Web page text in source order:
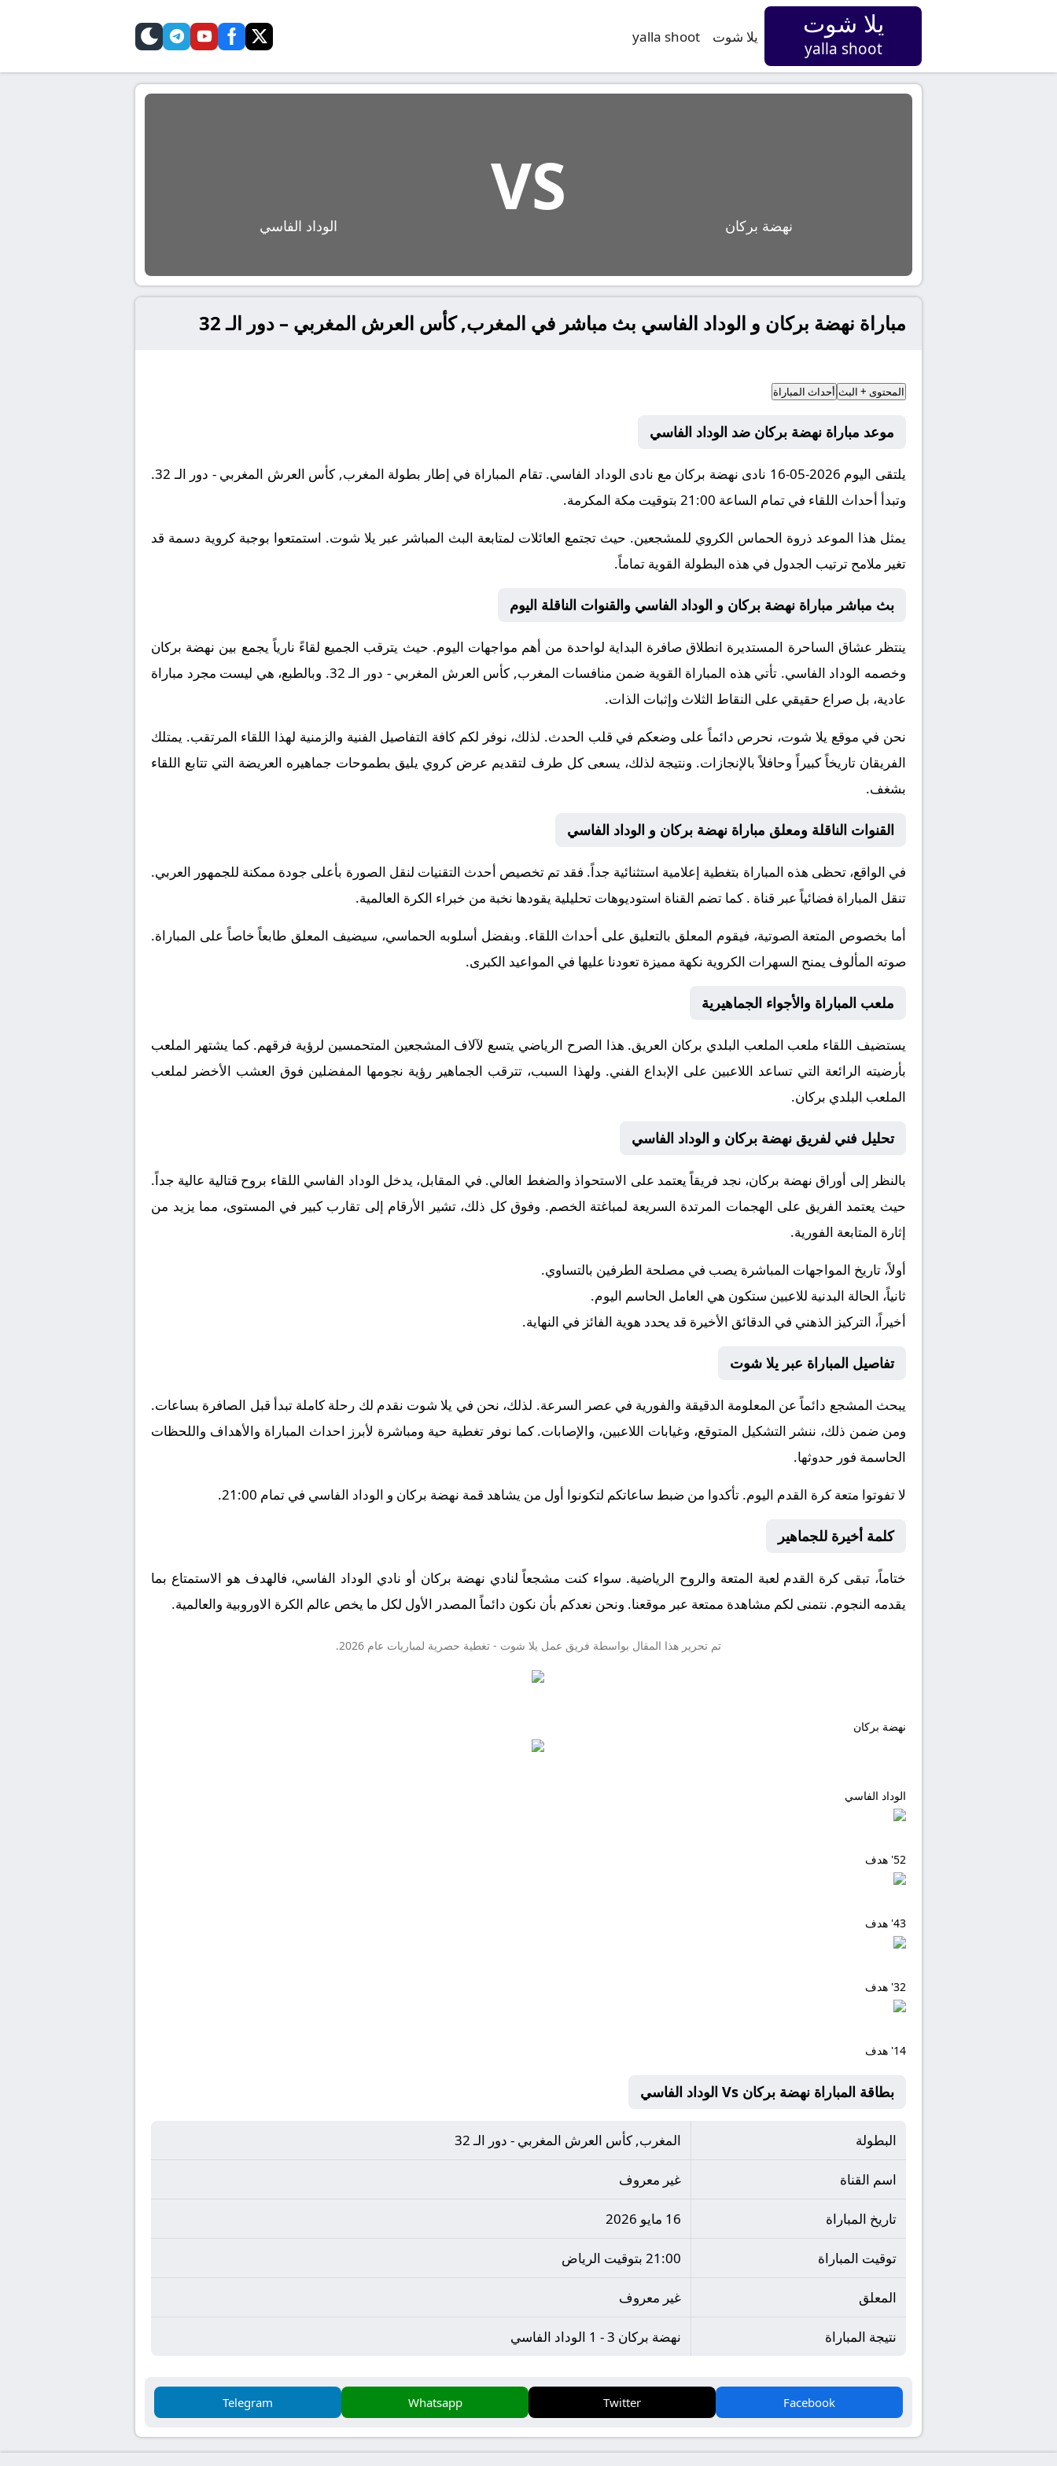
يلا شوت
yalla shoot
يلا شوت yalla shoot
twitter
facebook
youtube
telegram
skin
نهضة بركان VS الوداد الفاسي
مباراة نهضة بركان و الوداد الفاسي بث مباشر في المغرب, كأس العرش المغربي – دور الـ 32
المحتوى + البث أحداث المباراة
موعد مباراة نهضة بركان ضد الوداد الفاسي
يلتقى اليوم 2026-05-16 نادى نهضة بركان مع نادى الوداد الفاسي. تقام المباراة في إطار بطولة المغرب, كأس العرش المغربي - دور الـ 32.
وتبدأ أحداث اللقاء في تمام الساعة 21:00 بتوقيت مكة المكرمة.
يمثل هذا الموعد ذروة الحماس الكروي للمشجعين. حيث تجتمع العائلات لمتابعة البث المباشر عبر يلا شوت. استمتعوا بوجبة كروية دسمة قد
تغير ملامح ترتيب الجدول في هذه البطولة القوية تماماً.
بث مباشر مباراة نهضة بركان و الوداد الفاسي والقنوات الناقلة اليوم
ينتظر عشاق الساحرة المستديرة انطلاق صافرة البداية لواحدة من أهم مواجهات اليوم. حيث يترقب الجميع لقاءً نارياً يجمع بين نهضة بركان
وخصمه الوداد الفاسي. تأتي هذه المباراة القوية ضمن منافسات المغرب, كأس العرش المغربي - دور الـ 32
. وبالطبع، هي ليست مجرد مباراة
عادية، بل صراع حقيقي على النقاط الثلاث وإثبات الذات.
نحن في موقع يلا شوت، نحرص دائماً على وضعكم في قلب الحدث. لذلك، نوفر لكم كافة التفاصيل الفنية والزمنية لهذا اللقاء المرتقب. يمتلك
الفريقان تاريخاً كبيراً وحافلاً بالإنجازات. ونتيجة لذلك، يسعى كل طرف لتقديم عرض كروي يليق بطموحات جماهيره العريضة التي تتابع اللقاء
بشغف.
القنوات الناقلة ومعلق مباراة نهضة بركان و الوداد الفاسي
في الواقع، تحظى هذه المباراة بتغطية إعلامية استثنائية جداً. فقد تم تخصيص أحدث التقنيات لنقل الصورة بأعلى جودة ممكنة للجمهور العربي.
تنقل المباراة فضائياً عبر قناة . كما تضم القناة استوديوهات تحليلية يقودها نخبة من خبراء الكرة العالمية.
أما بخصوص المتعة الصوتية، فيقوم المعلق بالتعليق على أحداث اللقاء. وبفضل أسلوبه الحماسي، سيضيف المعلق طابعاً خاصاً على المباراة.
صوته المألوف يمنح السهرات الكروية نكهة مميزة تعودنا عليها في المواعيد الكبرى.
ملعب المباراة والأجواء الجماهيرية
يستضيف اللقاء ملعب الملعب البلدي بركان العريق. هذا الصرح الرياضي يتسع لآلاف المشجعين المتحمسين لرؤية فرقهم. كما يشتهر الملعب
بأرضيته الرائعة التي تساعد اللاعبين على الإبداع الفني. ولهذا السبب، تترقب الجماهير رؤية نجومها المفضلين فوق العشب الأخضر لملعب
الملعب البلدي بركان.
تحليل فني لفريق نهضة بركان و الوداد الفاسي
بالنظر إلى أوراق نهضة بركان، نجد فريقاً يعتمد على الاستحواذ والضغط العالي. في المقابل، يدخل الوداد الفاسي اللقاء بروح قتالية عالية جداً.
حيث يعتمد الفريق على الهجمات المرتدة السريعة لمباغتة الخصم. وفوق كل ذلك، تشير الأرقام إلى تقارب كبير في المستوى، مما يزيد من
إثارة المتابعة الفورية.
أولاً، تاريخ المواجهات المباشرة يصب في مصلحة الطرفين بالتساوي.
ثانياً، الحالة البدنية للاعبين ستكون هي العامل الحاسم اليوم.
أخيراً، التركيز الذهني في الدقائق الأخيرة قد يحدد هوية الفائز في النهاية.
تفاصيل المباراة عبر يلا شوت
يبحث المشجع دائماً عن المعلومة الدقيقة والفورية في عصر السرعة. لذلك، نحن في يلا شوت نقدم لك رحلة كاملة تبدأ قبل الصافرة بساعات.
ومن ضمن ذلك، ننشر التشكيل المتوقع، وغيابات اللاعبين، والإصابات. كما نوفر تغطية حية ومباشرة لأبرز احداث المباراة والأهداف واللحظات
الحاسمة فور حدوثها.
لا تفوتوا متعة كرة القدم اليوم. تأكدوا من ضبط ساعاتكم لتكونوا أول من يشاهد قمة نهضة بركان و الوداد الفاسي في تمام 21:00.
كلمة أخيرة للجماهير
ختاماً، تبقى كرة القدم لعبة المتعة والروح الرياضية. سواء كنت مشجعاً لنادي نهضة بركان أو نادي الوداد الفاسي، فالهدف هو الاستمتاع بما
يقدمه النجوم. نتمنى لكم مشاهدة ممتعة عبر موقعنا. ونحن نعدكم بأن نكون دائماً المصدر الأول لكل ما يخص عالم الكرة الاوروبية والعالمية.
تم تحرير هذا المقال بواسطة فريق عمل يلا شوت - تغطية حصرية لمباريات عام 2026.
نهضة بركان
الوداد الفاسي
52' هدف
43' هدف
32' هدف
14' هدف
بطاقة المباراة نهضة بركان Vs الوداد الفاسي
البطولة المغرب, كأس العرش المغربي - دور الـ 32
اسم القناة غير معروف
تاريخ المباراة 16 مايو 2026
توقيت المباراة 21:00 بتوقيت الرياض
المعلق غير معروف
نتيجة المباراة نهضة بركان 3 - 1 الوداد الفاسي
Facebook
Twitter
Whatsapp
Telegram